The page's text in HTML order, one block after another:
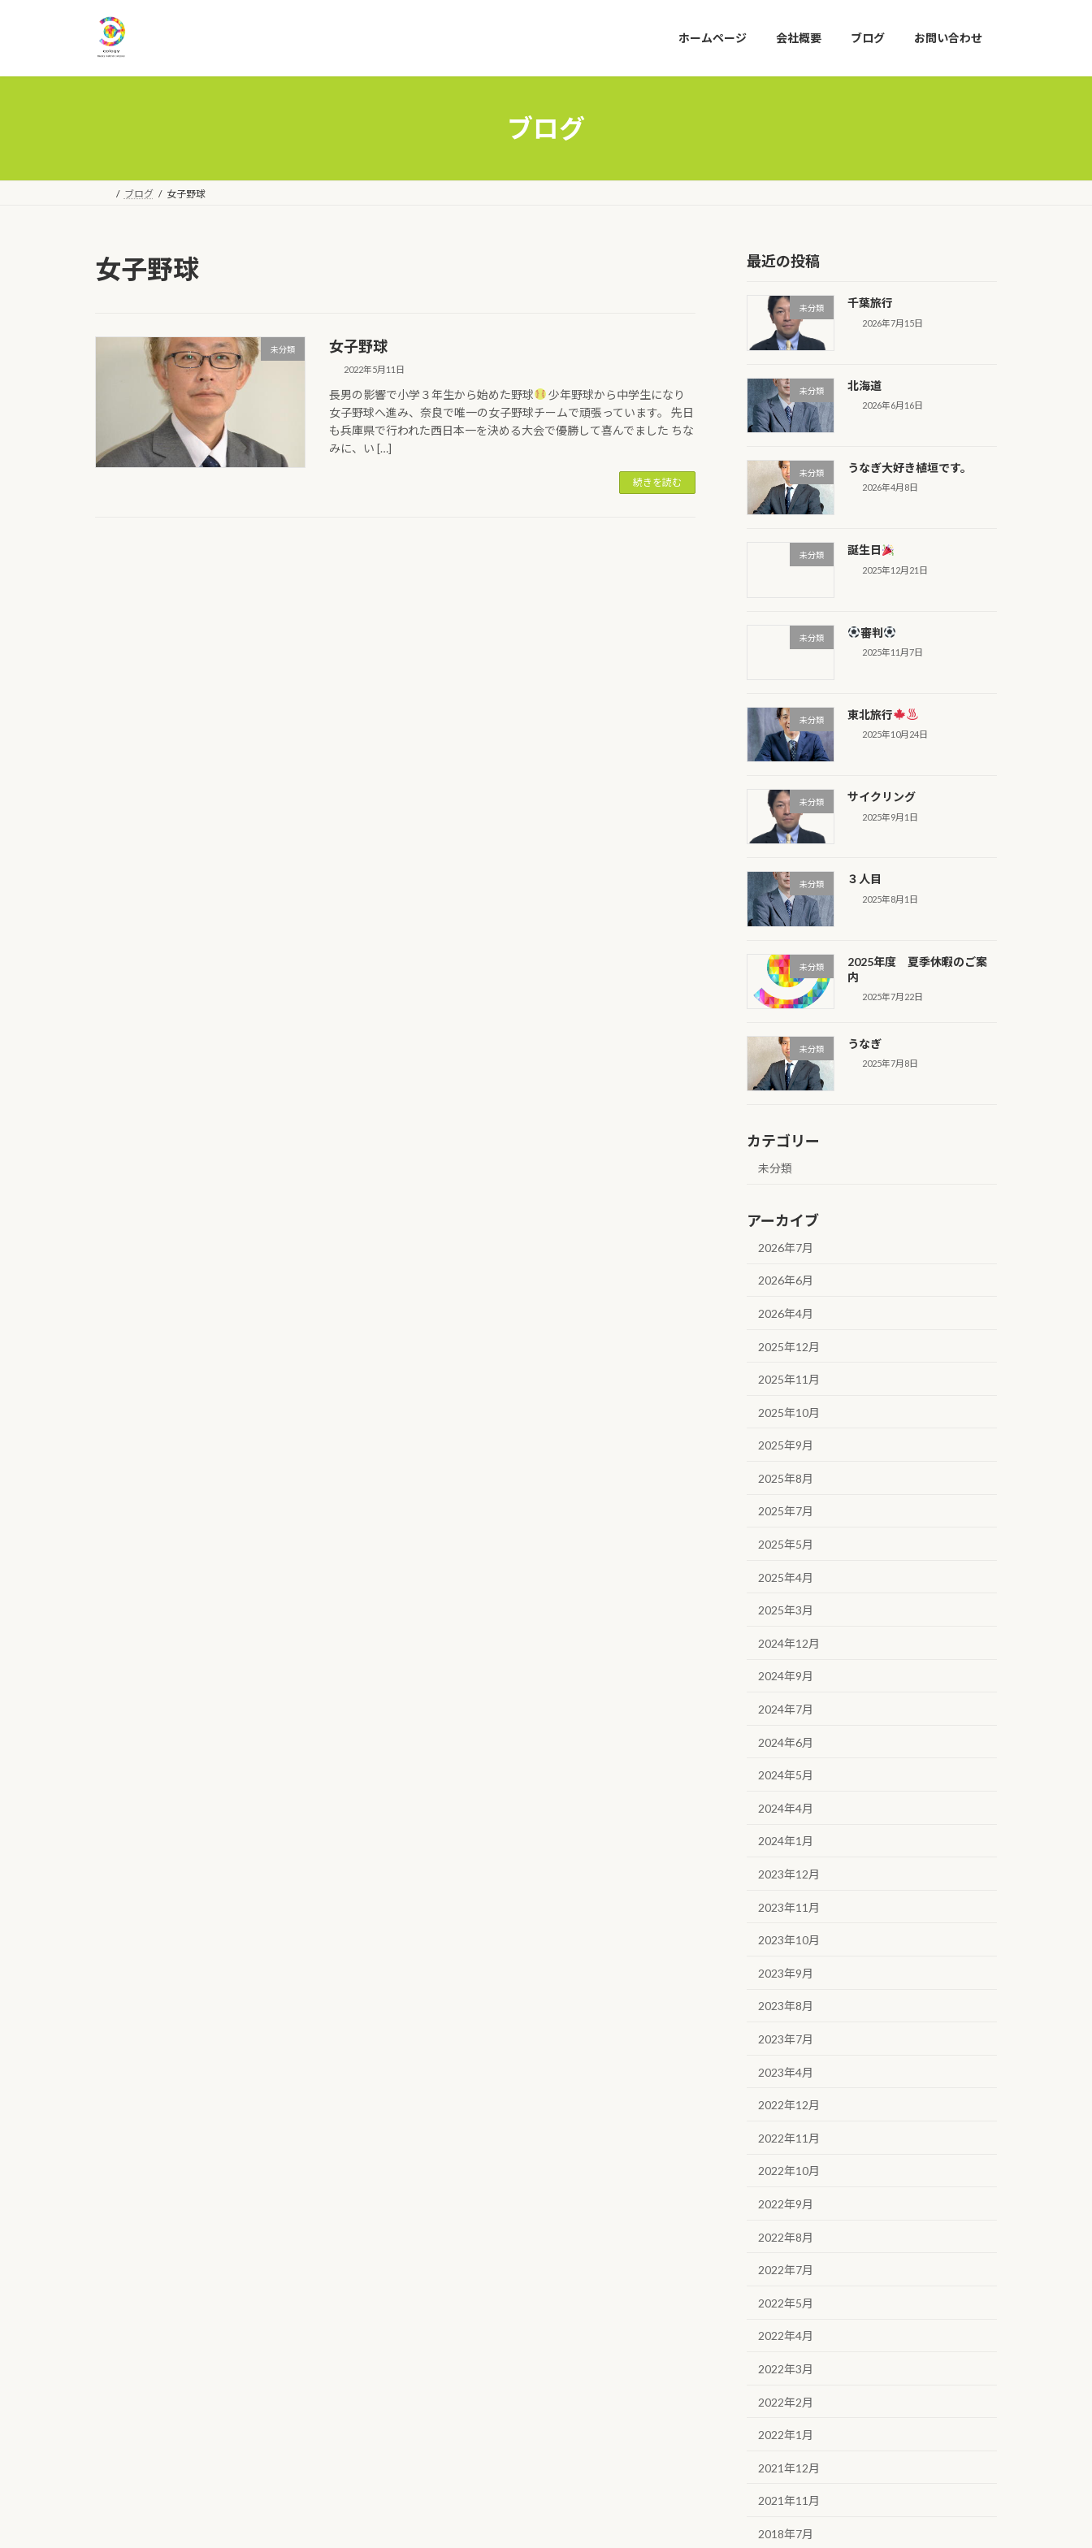
プ
動
ホームページ 会社概要 ブログ お問い合わせ
ブログ
ブログ 女子野球
女子野球
未分類 女子野球
2022年5月11日
長男の影響で小学３年生から始めた野球
少年野球から中学生になり
女子野球へ進み、奈良で唯一の女子野球チームで頑張っています。 先日
も兵庫県で行われた西日本一を決める大会で優勝して喜んでました ちな
みに、い […]
続きを読む
最近の投稿
未分類 千葉旅行
2026年7月15日
未分類 北海道
2026年6月16日
未分類 うなぎ大好き植垣です。
2026年4月8日
未分類 誕生日
2025年12月21日
未分類 審判
2025年11月7日
未分類 東北旅行
2025年10月24日
未分類 サイクリング
2025年9月1日
未分類 ３人目
2025年8月1日
未分類
2025年度 夏季休暇のご案
内
2025年7月22日
未分類 うなぎ
2025年7月8日
カテゴリー
未分類
アーカイブ
2026年7月
2026年6月
2026年4月
2025年12月
2025年11月
2025年10月
2025年9月
2025年8月
2025年7月
2025年5月
2025年4月
2025年3月
2024年12月
2024年9月
2024年7月
2024年6月
2024年5月
2024年4月
2024年1月
2023年12月
2023年11月
2023年10月
2023年9月
2023年8月
2023年7月
2023年4月
2022年12月
2022年11月
2022年10月
2022年9月
2022年8月
2022年7月
2022年5月
2022年4月
2022年3月
2022年2月
2022年1月
2021年12月
2021年11月
2018年7月